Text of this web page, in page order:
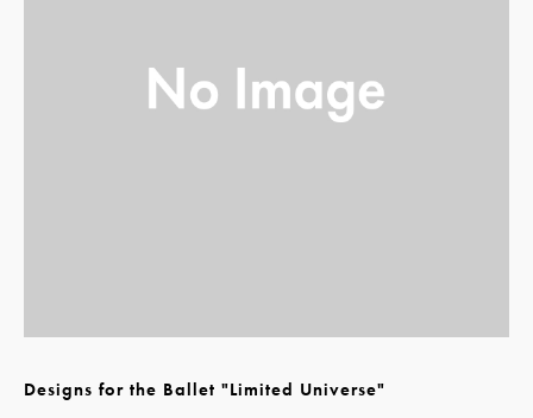
Designs for the Ballet "Limited Universe"